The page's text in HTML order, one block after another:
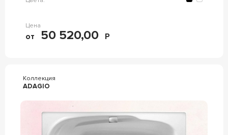
Цена
от 50 520,00 Р
Коллекция
ADAGIO